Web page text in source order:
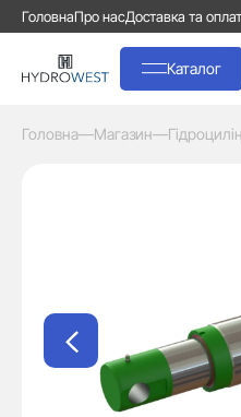
ГоловнаПро насДоставка та
Каталог
Головна—Магазин—